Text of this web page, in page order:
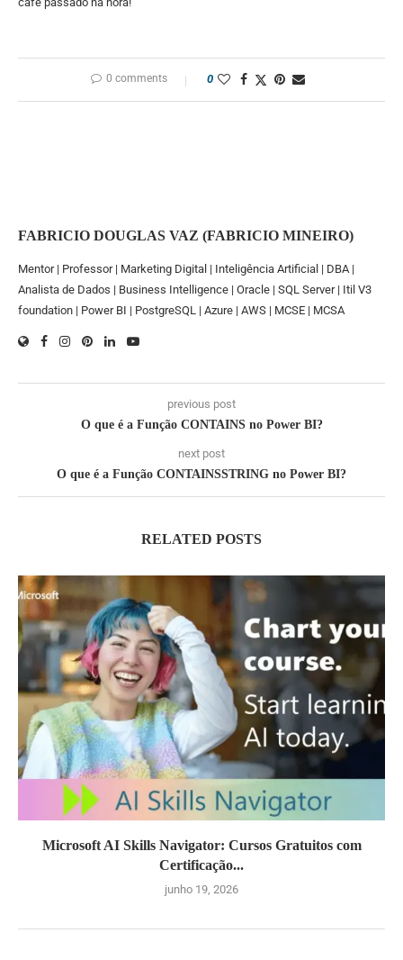
0 comments 0
FABRICIO DOUGLAS VAZ (FABRICIO MINEIRO)
Mentor | Professor | Marketing Digital | Inteligência Artificial | DBA |
Analista de Dados | Business Intelligence | Oracle | SQL Server | Itil V3
foundation | Power BI | PostgreSQL | Azure | AWS | MCSE | MCSA
previous post
O que é a Função CONTAINS no Power BI?
next post
O que é a Função CONTAINSSTRING no Power BI?
RELATED POSTS
Microsoft AI Skills Navigator: Cursos Gratuitos com
Certificação...
junho 19, 2026